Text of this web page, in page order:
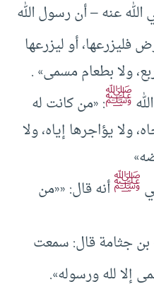
عنه – أن رسول الله
فليزرعها، أو ليزرعها
ولا بطعام مسمى» .
ﷺ: «من كانت له
ولا يؤاجرها إياه، ولا
ﷺأنه قال: ««من
جثامة قال: سمعت
إلا لله ورسوله».